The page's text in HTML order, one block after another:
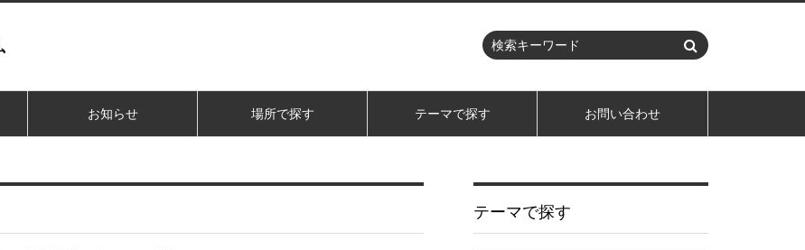
お知らせ 場所で探す テーマで探す お問い合わせ
テーマで探す